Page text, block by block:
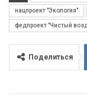
нацпроект "Экология"
федпроект "Чистый
Поделиться